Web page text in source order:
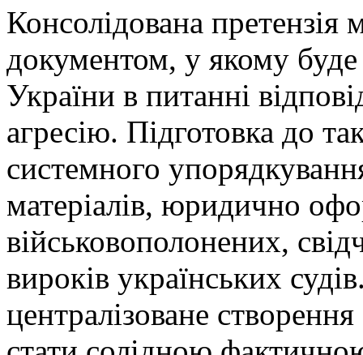
Консолідована претензія
документом, у якому буде
України в питанні
агресію. Підготовка до
системного
матеріалів, юридично
військовополонених,
вироків українських
централізоване